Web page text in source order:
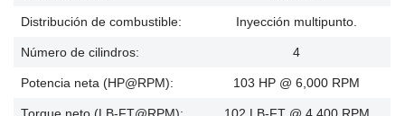
Distribución de combustible: Inyección multipunto.
Número de cilindros: 4
Potencia neta (HP@RPM): 103 HP @ 6,000 RPM